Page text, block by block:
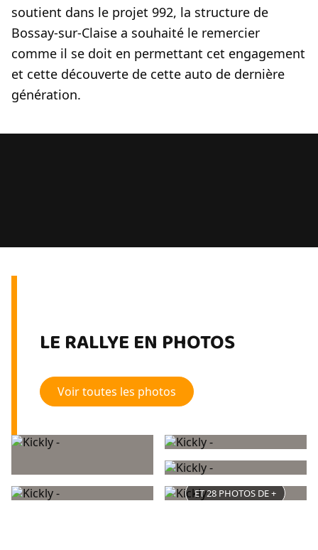
soutient dans le projet 992, la structure de
Bossay-sur-Claise a souhaité le remercier
comme il se doit en permettant cet engagement
et cette découverte de cette auto de dernière
génération.
LE RALLYE EN PHOTOS
Voir toutes les photos
ET 28 PHOTOS DE +